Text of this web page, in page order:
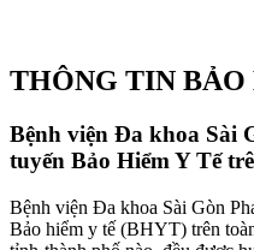
THÔNG TIN
Bệnh viện Đa khoa Sài
tuyến Bảo Hiểm Y Tế
Bệnh viện Đa khoa Sài Gòn
Bảo hiểm y tế (BHYT) trên